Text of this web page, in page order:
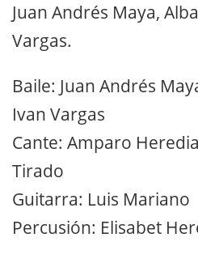
Juan Andrés Maya,
Vargas.
Baile: Juan Andrés
Ivan Vargas
Cante: Amparo
Tirado
Guitarra: Luis Mariano
Percusión: Elisabet